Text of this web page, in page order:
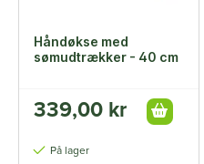
Håndøkse med
sømudtrækker - 40 cm
339,00 kr
På lager